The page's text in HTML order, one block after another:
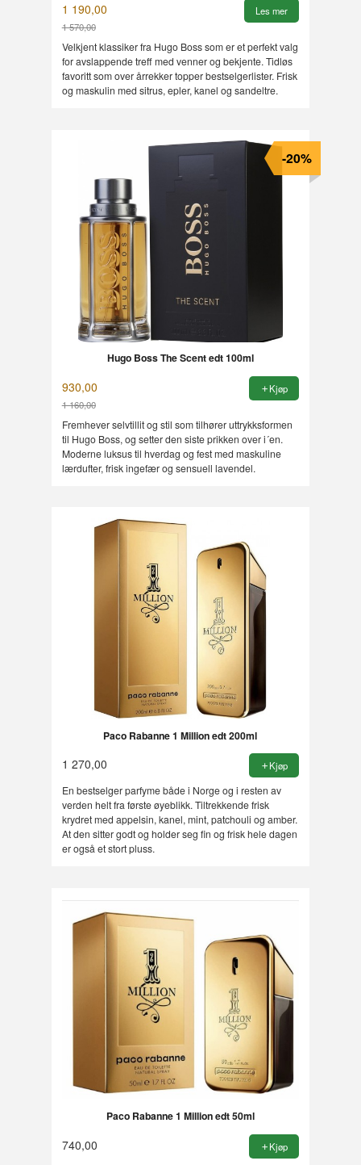
1 190,00
1 570,00
Rabatt
Les mer
Velkjent klassiker fra Hugo Boss som er et perfekt valg
for avslappende treff med venner og bekjente. Tidløs
favoritt som over årrekker topper bestselgerlister. Frisk
og maskulin med sitrus, epler, kanel og sandeltre.
Hugo Boss The Scent edt 100ml
930,00
1 160,00
Rabatt
-20%
Kjøp
Fremhever selvtillit og stil som tilhører uttrykksformen
til Hugo Boss, og setter den siste prikken over i´en.
Moderne luksus til hverdag og fest med maskuline
lærdufter, frisk ingefær og sensuell lavendel.
Paco Rabanne 1 Million edt 200ml
1 270,00 Kjøp
En bestselger parfyme både i Norge og i resten av
verden helt fra første øyeblikk. Tiltrekkende frisk
krydret med appelsin, kanel, mint, patchouli og amber.
At den sitter godt og holder seg fin og frisk hele dagen
er også et stort pluss.
Paco Rabanne 1 Million edt 50ml
740,00 Kjøp